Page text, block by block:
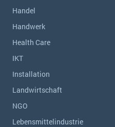
Handel
Handwerk
Health Care
IKT
Installation
Landwirtschaft
NGO
Lebensmittelindustrie